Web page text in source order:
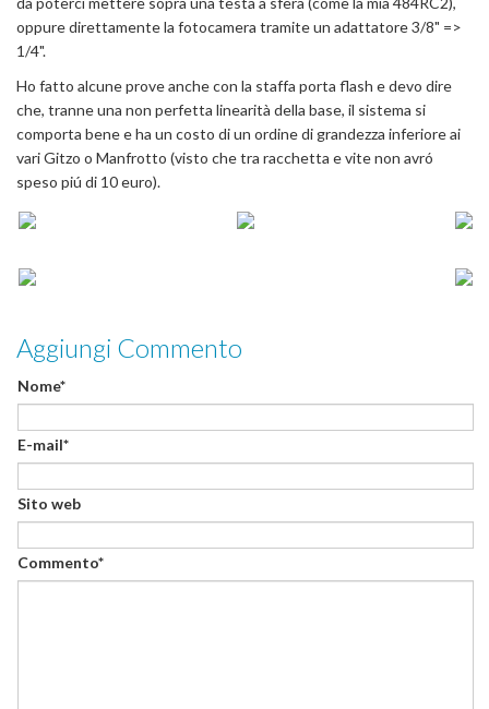
oppure direttamente la fotocamera tramite un adattatore 3/8" =>
1/4".
Ho fatto alcune prove anche con la staffa porta flash e devo dire
che, tranne una non perfetta linearità della base, il sistema si
comporta bene e ha un costo di un ordine di grandezza inferiore ai
vari Gitzo o Manfrotto (visto che tra racchetta e vite non avró
speso piú di 10 euro).
Aggiungi Commento
Nome*
E-mail*
Sito web
Commento*